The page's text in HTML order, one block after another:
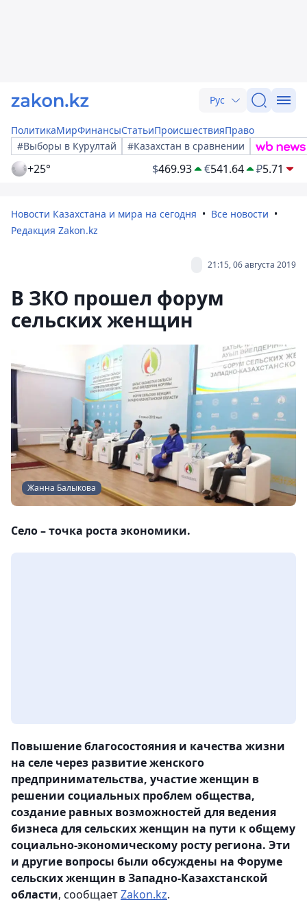
Рус
ПолитикаМирФинансыСтатьиПроисшествияПраво
#Выборы в Курултай
#Казахстан в сравнении
+25° $469.93 €541.64 ₽5.71
Новости Казахстана и мира на сегодня
Все новости
Редакция Zakon.kz
21:15, 06 августа 2019
В ЗКО прошел форум
сельских женщин
Жанна Балыкова
Село – точка роста экономики.
Повышение благосостояния и качества жизни
на селе через развитие женского
предпринимательства, участие женщин в
решении социальных проблем общества,
создание равных возможностей для ведения
бизнеса для сельских женщин на пути к общему
социально-экономическому росту региона. Эти
и другие вопросы были обсуждены на Форуме
сельских женщин в Западно-Казахстанской
области, сообщаетZakon.kz.